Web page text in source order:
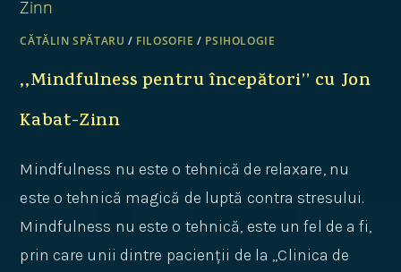
CĂTĂLIN SPĂTARU / FILOSOFIE / PSIHOLOGIE
,,Mindfulness pentru începători’’ cu Jon
Kabat-Zinn
Mindfulness nu este o tehnică de relaxare, nu
este o tehnică magică de luptă contra stresului.
Mindfulness nu este o tehnică, este un fel de a fi,
prin care unii dintre pacienții de la ,,Clinica de